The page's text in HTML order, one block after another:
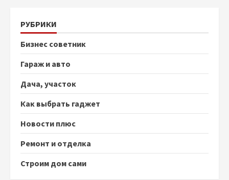
РУБРИКИ
Бизнес советник
Гараж и авто
Дача, участок
Как выбрать гаджет
Новости плюс
Ремонт и отделка
Строим дом сами